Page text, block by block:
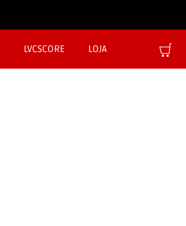
LVCSCORE LOJA